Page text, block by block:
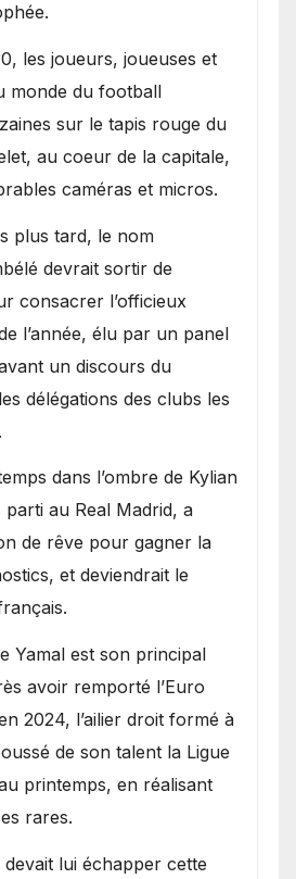
les joueurs, joueuses et
monde du football
sur le tapis rouge du
au coeur de la capitale,
caméras et micros.
plus tard, le nom
devrait sortir de
consacrer l’officieux
l’année, élu par un panel
un discours du
délégations des clubs les
dans l’ombre de Kylian
au Real Madrid, a
de rêve pour gagner la
et deviendrait le
Yamal est son principal
avoir remporté l’Euro
2024, l’ailier droit formé à
de son talent la Ligue
printemps, en réalisant
rares.
devait lui échapper cette